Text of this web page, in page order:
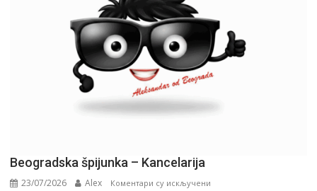
Beogradska špijunka – Kancelarija
23/07/2026 Alex Коментари су искључени